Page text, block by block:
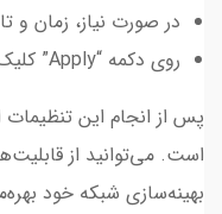
در صورت نیاز، زمان و
روی دکمه “Apply” کلیک کنید.
پس از انجام این تنظیمات
است. می‌توانید از
بهینه‌سازی شبکه خود